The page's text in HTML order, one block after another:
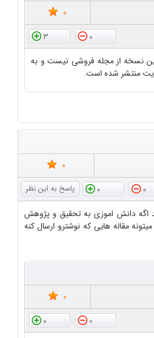
0
0
3
این نسخه از مجله فروشی نیست و به
منتشر شده است.
0
0
0
اگه دانش اموزی به تحقیق و پژوهش
مقاله هایی که نوشترو ارسال کنه
0
0
0